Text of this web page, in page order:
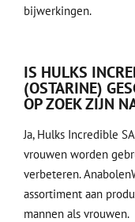
bijwerkingen.
IS HULKS
(OSTARINE)
OP ZOEK ZIJN
Ja, Hulks Incredible
vrouwen worden
verbeteren.
assortiment aan
mannen als vrouwen.